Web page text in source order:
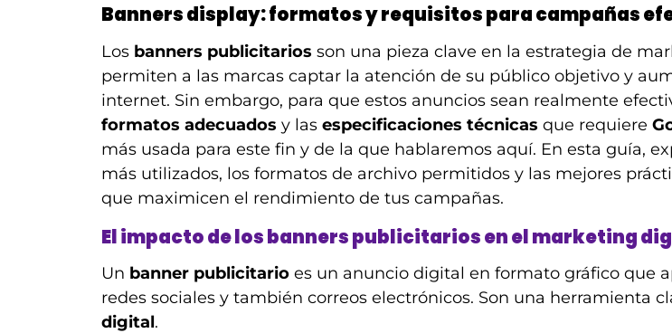
Banners display: formatos y requisitos para campañas
Los banners publicitarios son una pieza clave en la estrategia de
permiten a las marcas captar la atención de su público objetivo y
internet. Sin embargo, para que estos anuncios sean realmente
formatos adecuados y las especificaciones técnicas que requiere
más usada para este fin y de la que hablaremos aquí. En esta guía,
más utilizados, los formatos de archivo permitidos y las mejores
que maximicen el rendimiento de tus campañas.
El impacto de los banners publicitarios en el marketing
Un banner publicitario es un anuncio digital en formato gráfico que
redes sociales y también correos electrónicos. Son una herramienta
digital.